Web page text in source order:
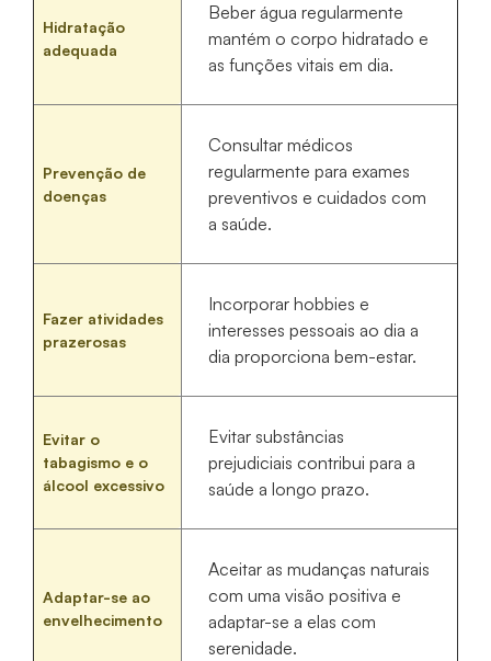
Hidratação
adequada
Beber água regularmente
mantém o corpo hidratado e
as funções vitais em dia.
Prevenção de
doenças
Consultar médicos
regularmente para exames
preventivos e cuidados com
a saúde.
Fazer atividades
prazerosas
Incorporar hobbies e
interesses pessoais ao dia a
dia proporciona bem-estar.
Evitar o
tabagismo e o
álcool excessivo
Evitar substâncias
prejudiciais contribui para a
saúde a longo prazo.
Adaptar-se ao
envelhecimento
Aceitar as mudanças naturais
com uma visão positiva e
adaptar-se a elas com
serenidade.